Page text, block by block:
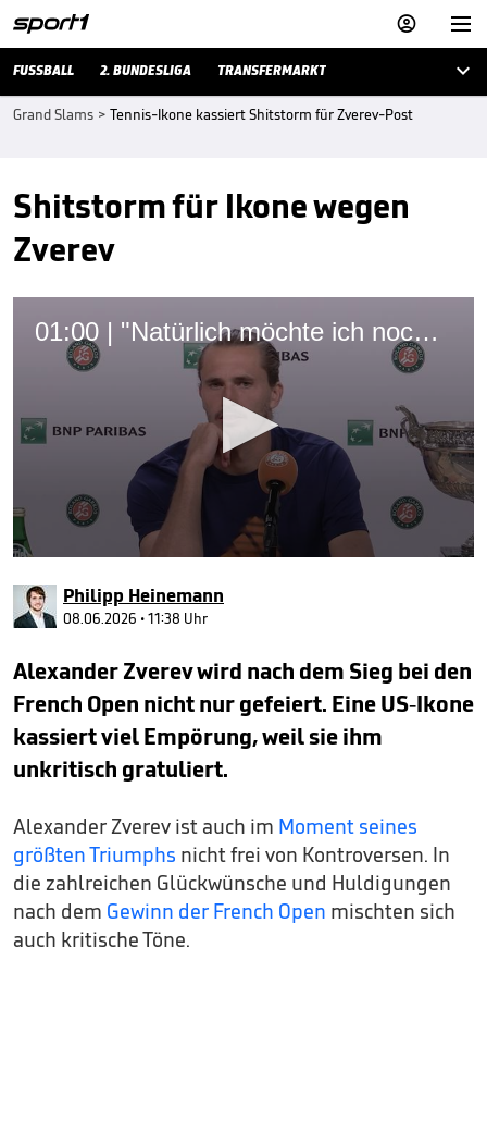


FUSSBALL 2. BUNDESLIGA TRANSFERMARKT 
Grand Slams > Tennis-Ikone kassiert Shitstorm für Zverev-Post
Shitstorm für Ikone wegen
Zverev
01:00 | "Natürlich möchte ich noch ein paar davon gewinnen"
seconds
of
1
minute,
Philipp Heinemann
08.06.2026 • 11:38 Uhr
Alexander Zverev wird nach dem Sieg bei den
French Open nicht nur gefeiert. Eine US-Ikone
kassiert viel Empörung, weil sie ihm
unkritisch gratuliert.
Alexander Zverev ist auch im Moment seines
größten Triumphs nicht frei von Kontroversen. In
die zahlreichen Glückwünsche und Huldigungen
nach dem Gewinn der French Open mischten sich
auch kritische Töne.